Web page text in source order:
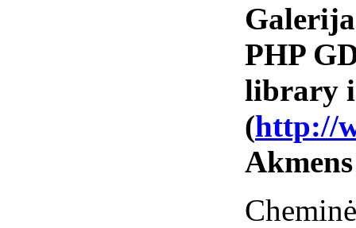
Galerija
PHP
library
(http://